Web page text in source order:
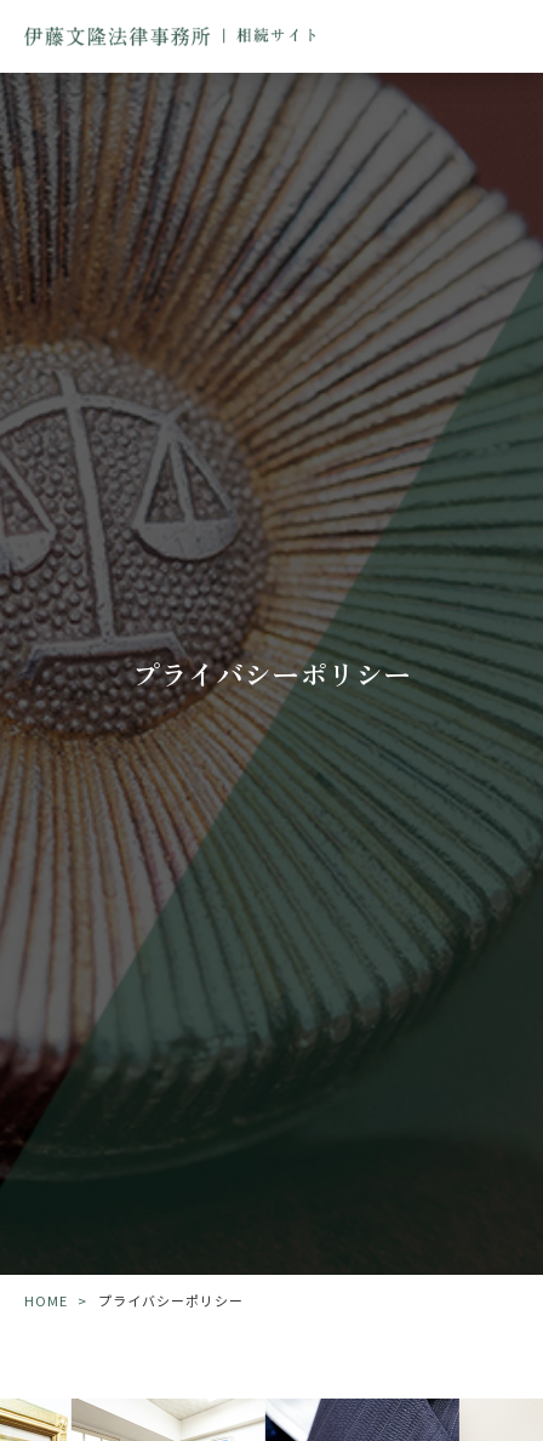
プライバシーポリシー
HOME > プライバシーポリシー